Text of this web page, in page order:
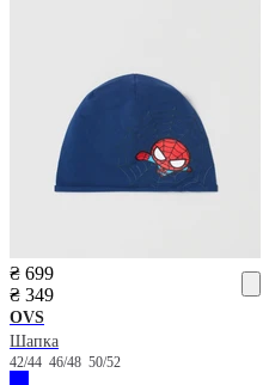
₴ 699
₴ 349
OVS
Шапка
42/44 46/48 50/52